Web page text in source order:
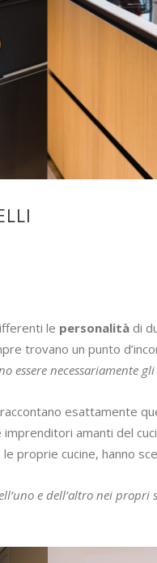
le personalità di
trovano un punto
essere necessariamente gli
esattamente
amanti del
proprie cucine, hanno
e dell’altro nei propri